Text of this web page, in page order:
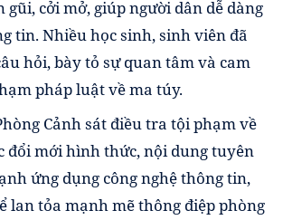
gũi, cởi mở, giúp người dân dễ dàng
tin. Nhiều học sinh, sinh viên đã
hỏi, bày tỏ sự quan tâm và cam
pháp luật về ma túy.
Cảnh sát điều tra tội phạm về
đổi mới hình thức, nội dung tuyên
ứng dụng công nghệ thông tin,
lan tỏa mạnh mẽ thông điệp phòng